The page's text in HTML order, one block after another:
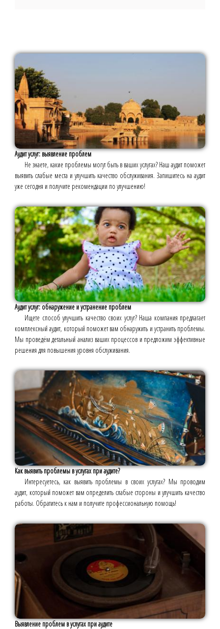
Аудит услуг: выявление проблем
Не знаете, какие проблемы могут быть в ваших услугах? Наш аудит поможет
выявить слабые места и улучшить качество обслуживания. Запишитесь на аудит
уже сегодня и получите рекомендации по улучшению!
Аудит услуг: обнаружение и устранение проблем
Ищете способ улучшить качество своих услуг? Наша компания предлагает
комплексный аудит, который поможет вам обнаружить и устранить проблемы.
Мы проведём детальный анализ ваших процессов и предложим эффективные
решения для повышения уровня обслуживания.
Как выявить проблемы в услугах при аудите?
Интересуетесь, как выявить проблемы в своих услугах? Мы проводим
аудит, который поможет вам определить слабые стороны и улучшить качество
работы. Обратитесь к нам и получите профессиональную помощь!
Выявление проблем в услугах при аудите